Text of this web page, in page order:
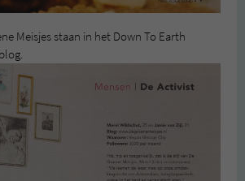
Meisjes staan in het Down To Earth